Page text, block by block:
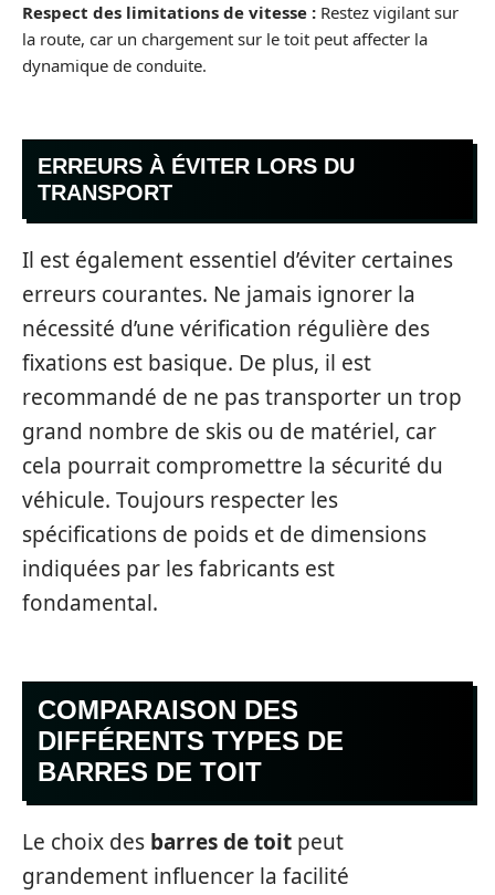
Respect des limitations de vitesse : Restez vigilant sur
la route, car un chargement sur le toit peut affecter la
dynamique de conduite.
ERREURS À ÉVITER LORS DU
TRANSPORT
Il est également essentiel d’éviter certaines
erreurs courantes. Ne jamais ignorer la
nécessité d’une vérification régulière des
fixations est basique. De plus, il est
recommandé de ne pas transporter un trop
grand nombre de skis ou de matériel, car
cela pourrait compromettre la sécurité du
véhicule. Toujours respecter les
spécifications de poids et de dimensions
indiquées par les fabricants est
fondamental.
COMPARAISON DES
DIFFÉRENTS TYPES DE
BARRES DE TOIT
Le choix des barres de toit peut
grandement influencer la facilité